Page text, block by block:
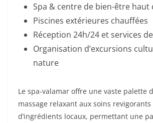
Spa & centre de bien-être haut
Piscines extérieures chauffées
Réception 24h/24 et services
Organisation d’excursions
nature
Le spa-valamar offre une vaste palette
massage relaxant aux soins revigorants
d’ingrédients locaux, permettant une